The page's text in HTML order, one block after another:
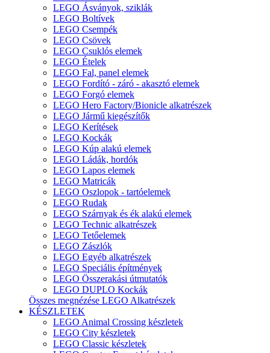
LEGO Ásványok, sziklák
LEGO Boltívek
LEGO Csempék
LEGO Csövek
LEGO Csuklós elemek
LEGO Ételek
LEGO Fal, panel elemek
LEGO Fordító - záró - akasztó elemek
LEGO Forgó elemek
LEGO Hero Factory/Bionicle alkatrészek
LEGO Jármű kiegészítők
LEGO Kerítések
LEGO Kockák
LEGO Kúp alakú elemek
LEGO Ládák, hordók
LEGO Lapos elemek
LEGO Matricák
LEGO Oszlopok - tartóelemek
LEGO Rudak
LEGO Szárnyak és ék alakú elemek
LEGO Technic alkatrészek
LEGO Tetőelemek
LEGO Zászlók
LEGO Egyéb alkatrészek
LEGO Speciális építmények
LEGO Összerakási útmutatók
LEGO DUPLO Kockák
Összes megnézése LEGO Alkatrészek
KÉSZLETEK
LEGO Animal Crossing készletek
LEGO City készletek
LEGO Classic készletek